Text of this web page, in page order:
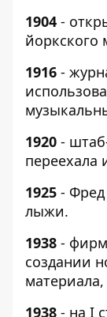
1904 -
йоркского
1916 -
1920 -
переехала
1925 - Фред
лыжи.
1938 -
создании
1938 - на I